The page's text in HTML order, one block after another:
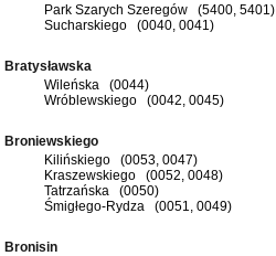
Park Szarych Szeregów (5400, 5401)
Sucharskiego (0040, 0041)
Bratysławska
Wileńska (0044)
Wróblewskiego (0042, 0045)
Broniewskiego
Kilińskiego (0053, 0047)
Kraszewskiego (0052, 0048)
Tatrzańska (0050)
Śmigłego-Rydza (0051, 0049)
Bronisin